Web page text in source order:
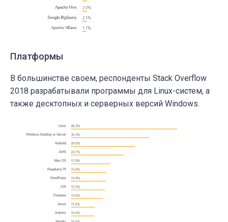
Платформы
В большинстве своем, респонденты Stack Overflow
2018 разрабатывали программы для Linux-систем, а
также десктопных и серверных версий Windows.